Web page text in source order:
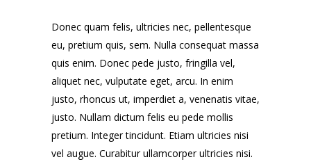
Donec quam felis, ultricies nec, pellentesque
eu, pretium quis, sem. Nulla consequat massa
quis enim. Donec pede justo, fringilla vel,
aliquet nec, vulputate eget, arcu. In enim
justo, rhoncus ut, imperdiet a, venenatis vitae,
justo. Nullam dictum felis eu pede mollis
pretium. Integer tincidunt. Etiam ultricies nisi
vel augue. Curabitur ullamcorper ultricies nisi.